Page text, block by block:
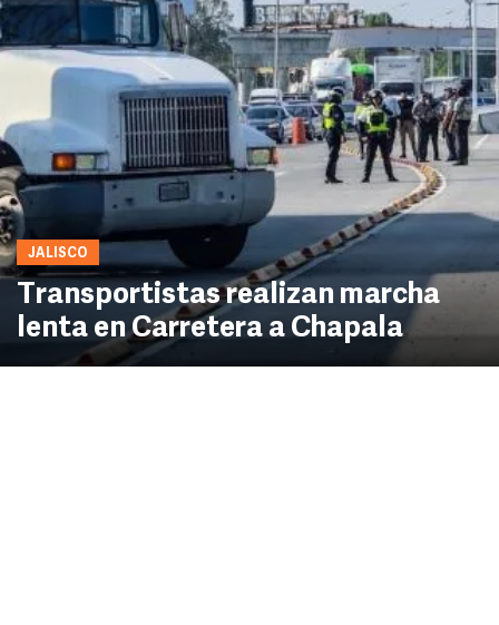
JALISCO
Transportistas realizan marcha
lenta en Carretera a Chapala